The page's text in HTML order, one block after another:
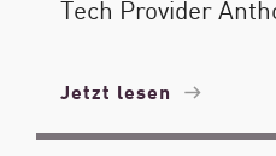
Tech Provider
Jetzt lesen